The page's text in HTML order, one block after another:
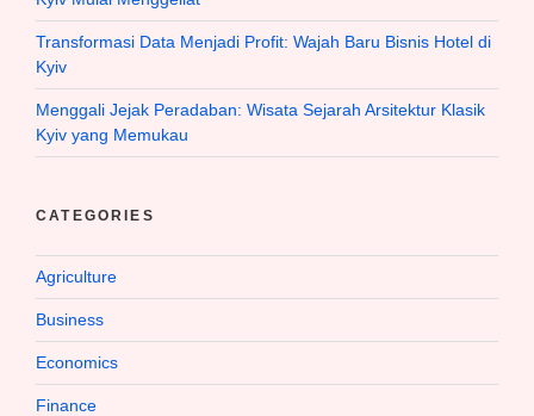
Transformasi Data Menjadi Profit: Wajah Baru Bisnis Hotel di
Kyiv
Menggali Jejak Peradaban: Wisata Sejarah Arsitektur Klasik
Kyiv yang Memukau
CATEGORIES
Agriculture
Business
Economics
Finance